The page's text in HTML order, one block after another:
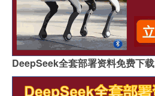
DeepSeek全套部署资料免费下载